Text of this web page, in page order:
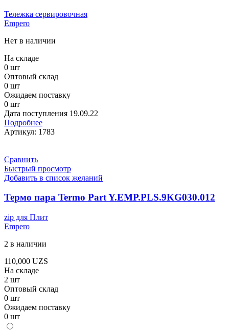
Тележка сервировочная
Empero
Нет в наличии
На складе
0 шт
Оптовый склад
0 шт
Ожидаем поставку
0 шт
Дата поступления 19.09.22
Подробнее
Артикул: 1783
Сравнить
Быстрый просмотр
Добавить в список желаний
Термо пара Termo Part Y.EMP.PLS.9KG030.012
zip для Плит
Empero
2 в наличии
110,000 UZS
На складе
2 шт
Оптовый склад
0 шт
Ожидаем поставку
0 шт